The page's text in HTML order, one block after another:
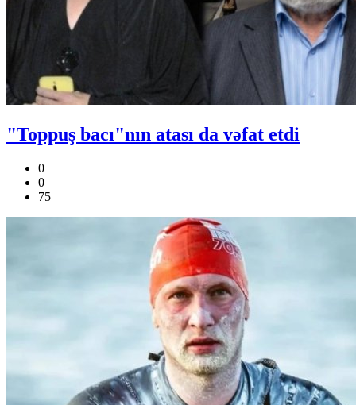
"Toppuş bacı"nın atası da vəfat etdi
0
0
75